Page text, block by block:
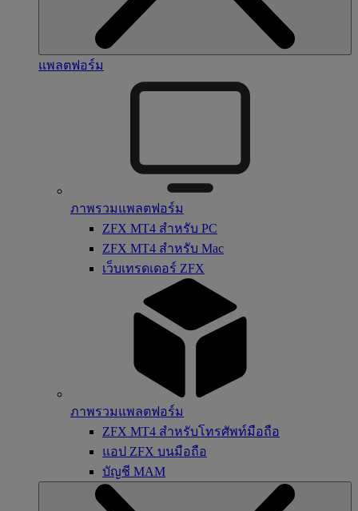
แพลตฟอร์ม
ภาพรวมแพลตฟอร์ม
ZFX MT4 สำหรับ PC
ZFX MT4 สำหรับ Mac
เว็บเทรดเดอร์ ZFX
ภาพรวมแพลตฟอร์ม
ZFX MT4 สำหรับโทรศัพท์มือถือ
แอป ZFX บนมือถือ
บัญชี MAM